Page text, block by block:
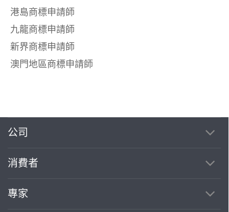
港島商標申請師
九龍商標申請師
新界商標申請師
澳門地區商標申請師
公司
消費者
專家